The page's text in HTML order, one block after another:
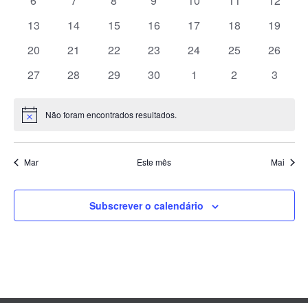
de
0
13
0
14
0
15
0
16
0
17
0
18
0
19
0
20
0
21
0
22
0
23
0
24
0
25
0
26
0
27
0
28
0
29
0
30
0
1
0
2
0
3
Aviso Não foram encontrados resultados.
Mar Este mês Mai
Subscrever o calendário